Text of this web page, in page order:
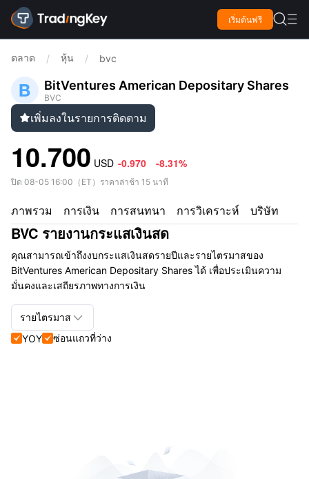
เริ่มต้นฟรี  
ตลาด / หุ้น / bvc
BitVentures American Depositary Shares
BVC
เพิ่มลงในรายการติดตาม
10.700 USD -0.970 -8.31%
ปิด 08-05 16:00 （ ET ） ราคาล่าช้า 15 นาที
ภาพรวม การเงิน การสนทนา การวิเคราะห์ บริษัท
BVC รายงานกระแสเงินสด
คุณสามารถเข้าถึงงบกระแสเงินสดรายปีและรายไตรมาสของ
BitVentures American Depositary Shares ได้ เพื่อประเมินความ
มั่นคงและเสถียรภาพทางการเงิน
รายไตรมาส 
YOY ซ่อนแถวที่ว่าง